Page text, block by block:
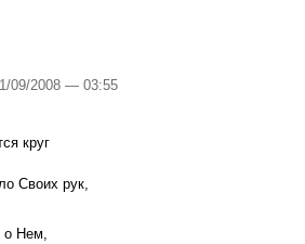
09/2008 — 03:55
круг
Своих рук,
о Нем,